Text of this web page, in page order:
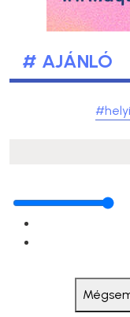
# AJÁNLÓ
#helyi